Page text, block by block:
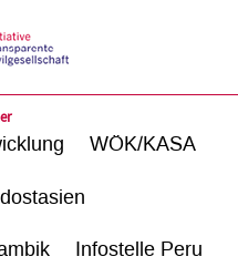
WÖK/KASA
Infostelle Peru